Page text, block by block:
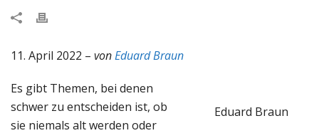
11. April 2022 – vonEduard Braun
Eduard Braun
Es gibt Themen, bei denen
schwer zu entscheiden ist, ob
sie niemals alt werden oder